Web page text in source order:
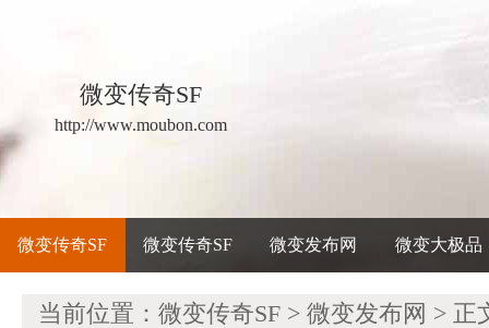
微变传奇SF
http://www.moubon.com
微变传奇SF 微变传奇SF 微变发布网 微变大极品
当前位置： 微变传奇SF > 微变发布网 > 正